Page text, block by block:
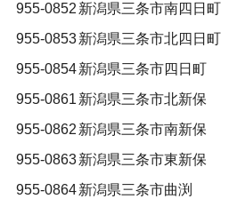
955-0852 新潟県三条市南四日町
955-0853新潟県三条市北四日町
955-0854新潟県三条市四日町
955-0861 新潟県三条市北新保
955-0862 新潟県三条市南新保
955-0863新潟県三条市東新保
955-0864新潟県三条市曲渕